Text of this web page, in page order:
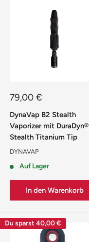
Sonderpreis
79,00 €
DynaVap B2 Stealth
Vaporizer mit DuraDyn®
Stealth Titanium Tip
DYNAVAP
Auf Lager
In den Warenkorb
Du sparst 40,00 €